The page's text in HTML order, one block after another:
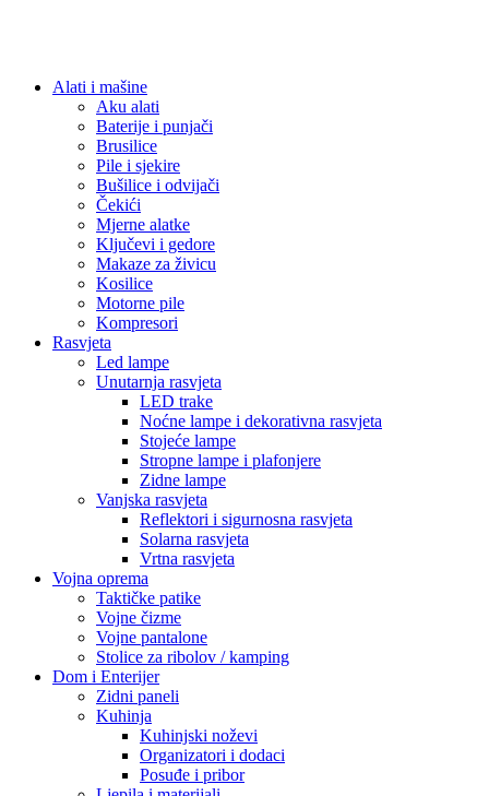
Alati i mašine
Aku alati
Baterije i punjači
Brusilice
Pile i sjekire
Bušilice i odvijači
Čekići
Mjerne alatke
Ključevi i gedore
Makaze za živicu
Kosilice
Motorne pile
Kompresori
Rasvjeta
Led lampe
Unutarnja rasvjeta
LED trake
Noćne lampe i dekorativna rasvjeta
Stojeće lampe
Stropne lampe i plafonjere
Zidne lampe
Vanjska rasvjeta
Reflektori i sigurnosna rasvjeta
Solarna rasvjeta
Vrtna rasvjeta
Vojna oprema
Taktičke patike
Vojne čizme
Vojne pantalone
Stolice za ribolov / kamping
Dom i Enterijer
Zidni paneli
Kuhinja
Kuhinjski noževi
Organizatori i dodaci
Posuđe i pribor